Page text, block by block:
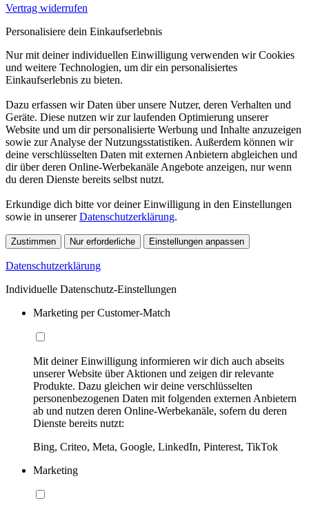
Vertrag widerrufen
Personalisiere dein Einkaufserlebnis
Nur mit deiner individuellen Einwilligung verwenden wir Cookies
und weitere Technologien, um dir ein personalisiertes
Einkaufserlebnis zu bieten.
Dazu erfassen wir Daten über unsere Nutzer, deren Verhalten und
Geräte. Diese nutzen wir zur laufenden Optimierung unserer
Website und um dir personalisierte Werbung und Inhalte anzuzeigen
sowie zur Analyse der Nutzungsstatistiken. Außerdem können wir
deine verschlüsselten Daten mit externen Anbietern abgleichen und
dir über deren Online-Werbekanäle Angebote anzeigen, nur wenn
du deren Dienste bereits selbst nutzt.
Erkundige dich bitte vor deiner Einwilligung in den Einstellungen
sowie in unsererDatenschutzerklärung.
Zustimmen Nur erforderliche Einstellungen anpassen
Datenschutzerklärung
Individuelle Datenschutz-Einstellungen
Marketing per Customer-Match
Mit deiner Einwilligung informieren wir dich auch abseits
unserer Website über Aktionen und zeigen dir relevante
Produkte. Dazu gleichen wir deine verschlüsselten
personenbezogenen Daten mit folgenden externen Anbietern
ab und nutzen deren Online-Werbekanäle, sofern du deren
Dienste bereits nutzt:
Bing, Criteo, Meta, Google, LinkedIn, Pinterest, TikTok
Marketing